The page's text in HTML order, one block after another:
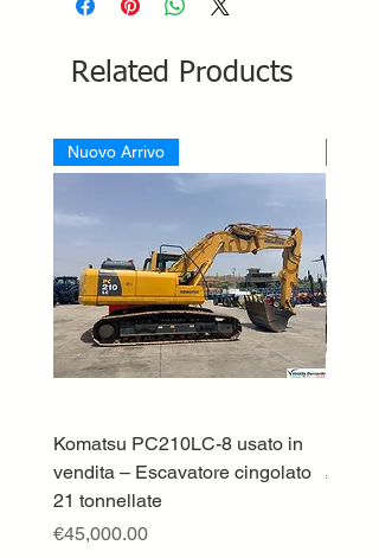
Related Products
Nuovo Arrivo
Komatsu PC210LC-8 usato in
vendita – Escavatore cingolato
21 tonnellate
Price
€45,000.00
Price